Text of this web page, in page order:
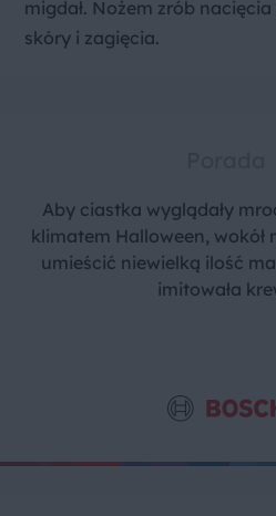
migdał. Nożem zrób
skóry i zagięcia.
Aby ciastka wyglądały
klimatem Halloween, wokół
umieścić niewielką ilość
imitowała